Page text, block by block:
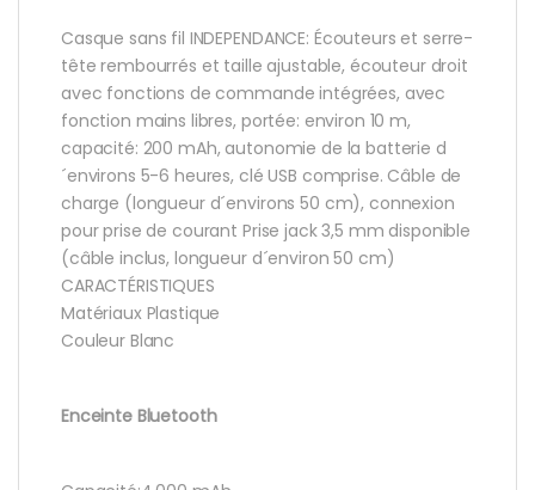
Casque sans fil INDEPENDANCE: Écouteurs et serre-
tête rembourrés et taille ajustable, écouteur droit
avec fonctions de commande intégrées, avec
fonction mains libres, portée: environ 10 m,
capacité: 200 mAh, autonomie de la batterie d
´environs 5-6 heures, clé USB comprise. Câble de
charge (longueur d´environs 50 cm), connexion
pour prise de courant Prise jack 3,5 mm disponible
(câble inclus, longueur d´environ 50 cm)
CARACTÉRISTIQUES
Matériaux Plastique
Couleur Blanc
Enceinte Bluetooth